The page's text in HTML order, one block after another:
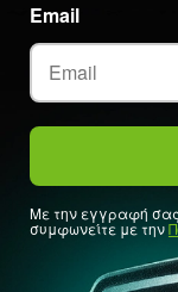
Email
Με την εγγραφή σας
συμφωνείτε με την